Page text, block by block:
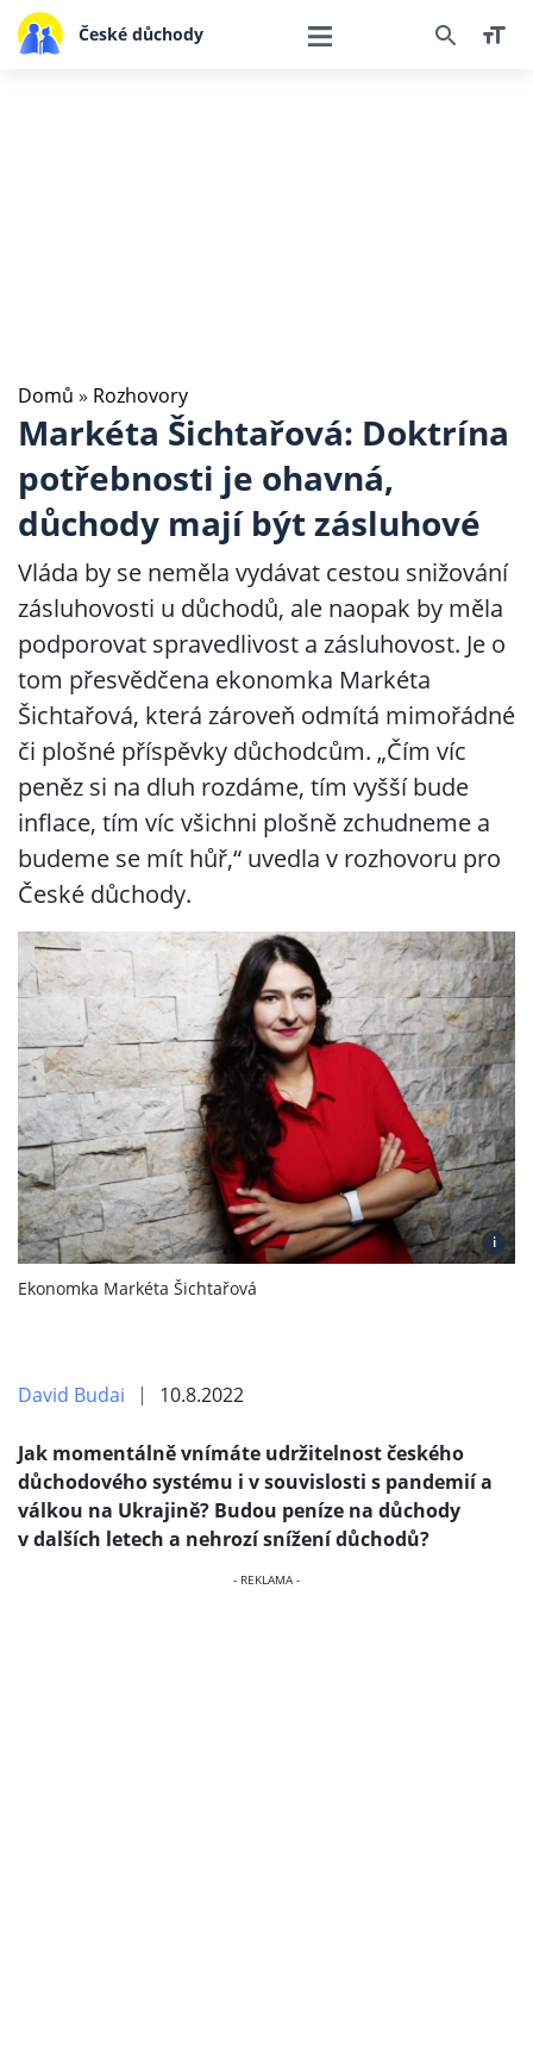
České důchody
Domů » Rozhovory
Markéta Šichtařová: Doktrína
potřebnosti je ohavná,
důchody mají být zásluhové
Vláda by se neměla vydávat cestou snižování
zásluhovosti u důchodů, ale naopak by měla
podporovat spravedlivost a zásluhovost. Je o
tom přesvědčena ekonomka Markéta
Šichtařová, která zároveň odmítá mimořádné
či plošné příspěvky důchodcům. „Čím víc
peněz si na dluh rozdáme, tím vyšší bude
inflace, tím víc všichni plošně zchudneme a
budeme se mít hůř,“ uvedla v rozhovoru pro
České důchody.
i
Ekonomka Markéta Šichtařová
David Budai 10.8.2022
Jak momentálně vnímáte udržitelnost českého
důchodového systému i v souvislosti s pandemií a
válkou na Ukrajině? Budou peníze na důchody
v dalších letech a nehrozí snížení důchodů?